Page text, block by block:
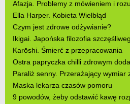
Afazja. Problemy z mówieniem i
Ella Harper. Kobieta Wielbłąd
Czym jest zdrowe odżywianie?
Ikigai. Japońska filozofia
Karōshi. Śmierć z przepracowania
Ostra papryczka chilli zdrowym
Paraliż senny. Przerażający wymiar
Maska lekarza czasów pomoru
9 powodów, żeby odstawić kawę